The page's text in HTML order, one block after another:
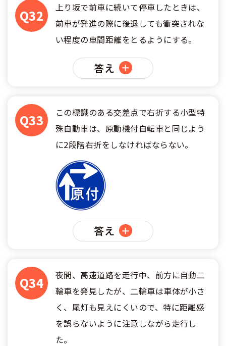
けん引
普通二種
中型二種
教育訓練給付金制度
受験資格特例教習
お気に入りの教習所
保護者の方へ
合宿に関わる料金について
合宿費用のお支払いについて
合宿免許 体験談・口コミ
合宿免許 よくある質問
まるわかり！合宿免許Q＆A
大型免許体験記
全国の運転免許試験場(免許センター)
本免学科試験問題に挑戦
参加規定
特定商取引法に基づく表示
Q32
上り坂で前車に続いて停車したときは、
前車が発進の際に後退しても衝突されな
い程度の車間距離をとるようにする。
答え
Q33
この標識のある交差点で右折する小型特
殊自動車は、原動機付自転車と同じよう
に2段階右折をしなければならない。
答え
Q34
夜間、高速道路を走行中、前方に自動二
輪車を発見したが、二輪車は車体が小さ
く、尾灯も見えにくいので、特に距離感
を誤らないように注意しながら走行し
た。